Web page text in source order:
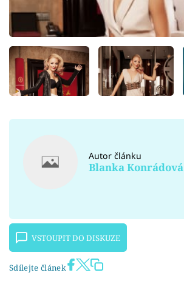
Autor článku
Blanka Konrádová
VSTOUPIT DO DISKUZE
Sdílejte článek